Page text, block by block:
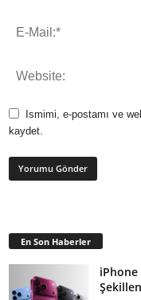
Ismimi, e-postamı ve
kaydet.
En Son Haberler
iPhone